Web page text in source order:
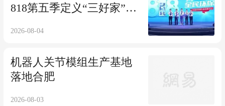
818第五季定义“三好家”标
2026-08-04
机器人关节模组生产基地
落地合肥
2026-08-03